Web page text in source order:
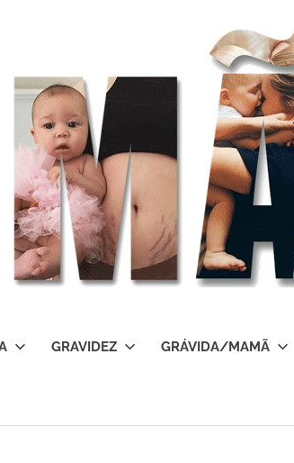
GRAVIDEZ GRÁVIDA/MAMÃ